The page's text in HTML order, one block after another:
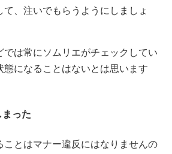
、注いでもらうようにしましょ
では常にソムリエがチェックしてい
態になることはないとは思います
った
ことはマナー違反にはなりませんの